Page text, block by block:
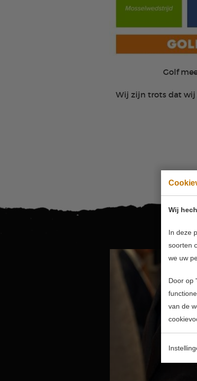
Wij
In deze
soorten
we uw
Door op
van de
Golf
Wij zijn trots dat wij